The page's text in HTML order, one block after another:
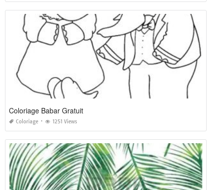
Coloriage Babar Gratuit
Coloriage 1251 Views